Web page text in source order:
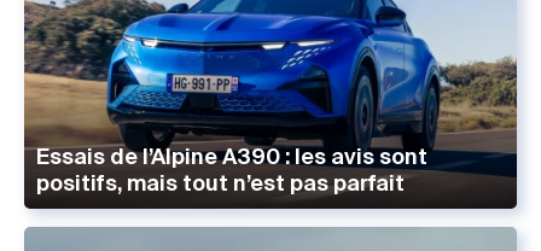
Essais de l’Alpine A390 : les avis sont
positifs, mais tout n’est pas parfait